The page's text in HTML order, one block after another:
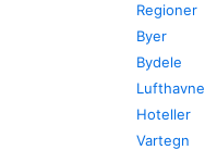
Regioner
Byer
Bydele
Lufthavne
Hoteller
Vartegn